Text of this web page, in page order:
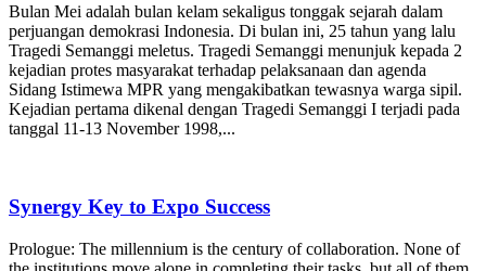
Bulan Mei adalah bulan kelam sekaligus tonggak sejarah dalam
perjuangan demokrasi Indonesia. Di bulan ini, 25 tahun yang lalu
Tragedi Semanggi meletus. Tragedi Semanggi menunjuk kepada 2
kejadian protes masyarakat terhadap pelaksanaan dan agenda
Sidang Istimewa MPR yang mengakibatkan tewasnya warga sipil.
Kejadian pertama dikenal dengan Tragedi Semanggi I terjadi pada
tanggal 11-13 November 1998,...
Synergy Key to Expo Success
Prologue: The millennium is the century of collaboration. None of